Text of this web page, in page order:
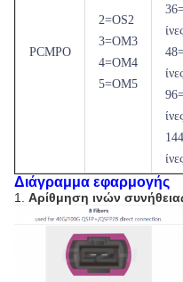
PCMPO
2=OS2
3=OM3
4=OM4
5=OM5
ίνες
ίνες
ίνες
ίνες
Διάγραμμα εφαρμογής
1. Αρίθμηση ινών